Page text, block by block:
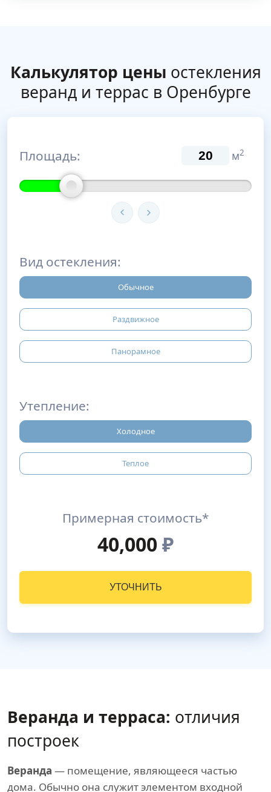
Калькулятор цены остекления
веранд и террас в Оренбурге
Площадь: м2
Вид остекления:
Обычное
Раздвижное
Панорамное
Утепление:
Холодное
Теплое
Примерная стоимость*
40,000₽
УТОЧНИТЬ
Веранда и терраса: отличия
построек
Веранда — помещение, являющееся частью
дома. Обычно она служит элементом входной